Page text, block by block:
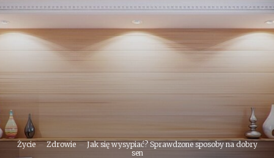
Życie Zdrowie
Jak się wysypiać? Sprawdzone sposoby na dobry
sen